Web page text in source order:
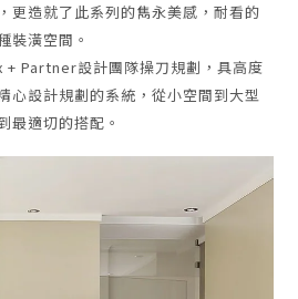
更造就了此系列的雋永美感，耐看的
裝潢空間。
Partner設計團隊操刀規劃，具高度
心設計規劃的系統，從小空間到大型
最適切的搭配。